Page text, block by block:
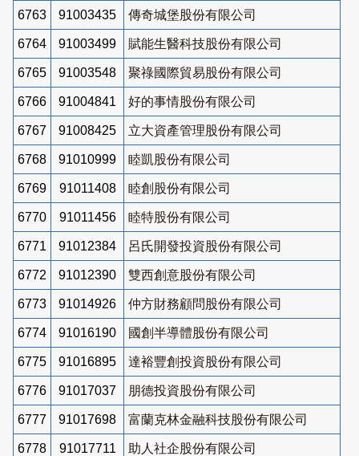
6763 91003435 傳奇城堡股份有限公司
6764 91003499 賦能生醫科技股份有限公司
6765 91003548 聚祿國際貿易股份有限公司
6766 91004841 好的事情股份有限公司
6767 91008425 立大資產管理股份有限公司
6768 91010999 睦凱股份有限公司
6769 91011408 睦創股份有限公司
6770 91011456 睦特股份有限公司
6771 91012384 呂氏開發投資股份有限公司
6772 91012390 雙西創意股份有限公司
6773 91014926 仲方財務顧問股份有限公司
6774 91016190 國創半導體股份有限公司
6775 91016895 達裕豐創投資股份有限公司
6776 91017037 朋德投資股份有限公司
6777 91017698 富蘭克林金融科技股份有限公司
6778 91017711 助人社企股份有限公司